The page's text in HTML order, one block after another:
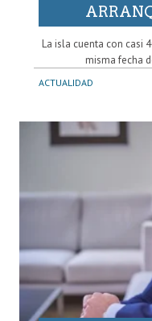
La isla cuenta con casi
misma fecha
ACTUALIDAD